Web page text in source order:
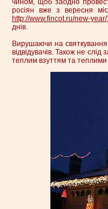
чином, щоб заодно
росіян вже з вересня
http://www.fincot.ru/new-year/
днів.
Вирушаючи на
відвідувачів. Також не
теплим взуттям та